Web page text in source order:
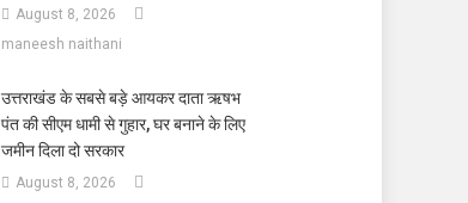
August 8, 2026
maneesh naithani
उत्तराखंड के सबसे बड़े आयकर दाता ऋषभ
पंत की सीएम धामी से गुहार, घर बनाने के लिए
जमीन दिला दो सरकार
August 8, 2026